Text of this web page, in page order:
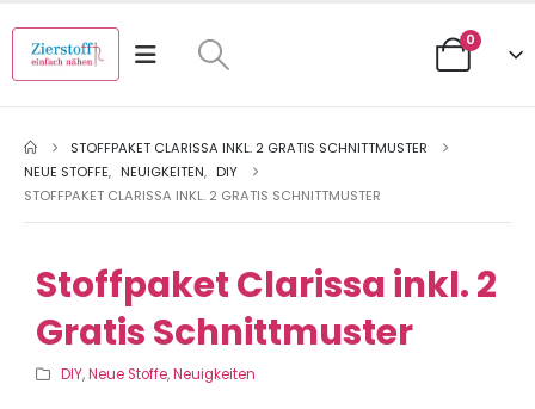
0
STOFFPAKET CLARISSA INKL. 2 GRATIS SCHNITTMUSTER
NEUE STOFFE, NEUIGKEITEN, DIY
STOFFPAKET CLARISSA INKL. 2 GRATIS SCHNITTMUSTER
Stoffpaket Clarissa inkl. 2
Gratis Schnittmuster
DIY,Neue Stoffe,Neuigkeiten